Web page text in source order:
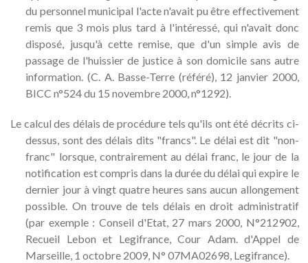
du personnel municipal l'acte n'avait pu être effectivement
remis que 3 mois plus tard à l'intéressé, qui n'avait donc
disposé, jusqu'à cette remise, que d'un simple avis de
passage de l'huissier de justice à son domicile sans autre
information. (C. A. Basse-Terre (référé), 12 janvier 2000,
BICC n°524 du 15 novembre 2000, n°1292).
Le calcul des délais de procédure tels qu'ils ont été décrits ci-
dessus, sont des délais dits "francs". Le délai est dit "non-
franc" lorsque, contrairement au délai franc, le jour de la
notification est compris dans la durée du délai qui expire le
dernier jour à vingt quatre heures sans aucun allongement
possible. On trouve de tels délais en droit administratif
(par exemple : Conseil d'Etat, 27 mars 2000, N°212902,
Recueil Lebon et Legifrance, Cour Adam. d'Appel de
Marseille, 1 octobre 2009, N° 07MA02698, Legifrance).